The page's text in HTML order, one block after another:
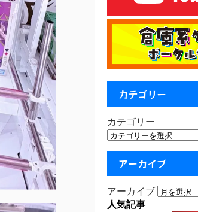
カテゴリー
カテゴリー
アーカイブ
アーカイブ
人気記事